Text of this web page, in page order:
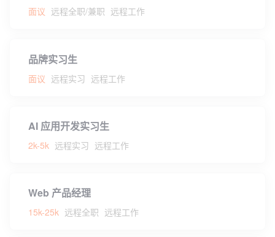
面议 远程全职/兼职 远程工作
品牌实习生
面议 远程实习 远程工作
AI 应用开发实习生
2k-5k 远程实习 远程工作
Web 产品经理
15k-25k 远程全职 远程工作